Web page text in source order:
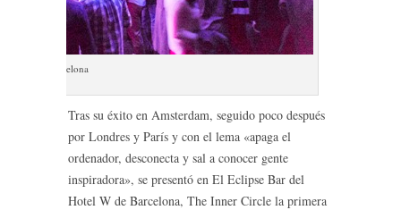
innercircle barcelona
Tras su éxito en Amsterdam, seguido poco después
por Londres y París y con el lema «apaga el
ordenador, desconecta y sal a conocer gente
inspiradora», se presentó en El Eclipse Bar del
Hotel W de Barcelona, The Inner Circle la primera